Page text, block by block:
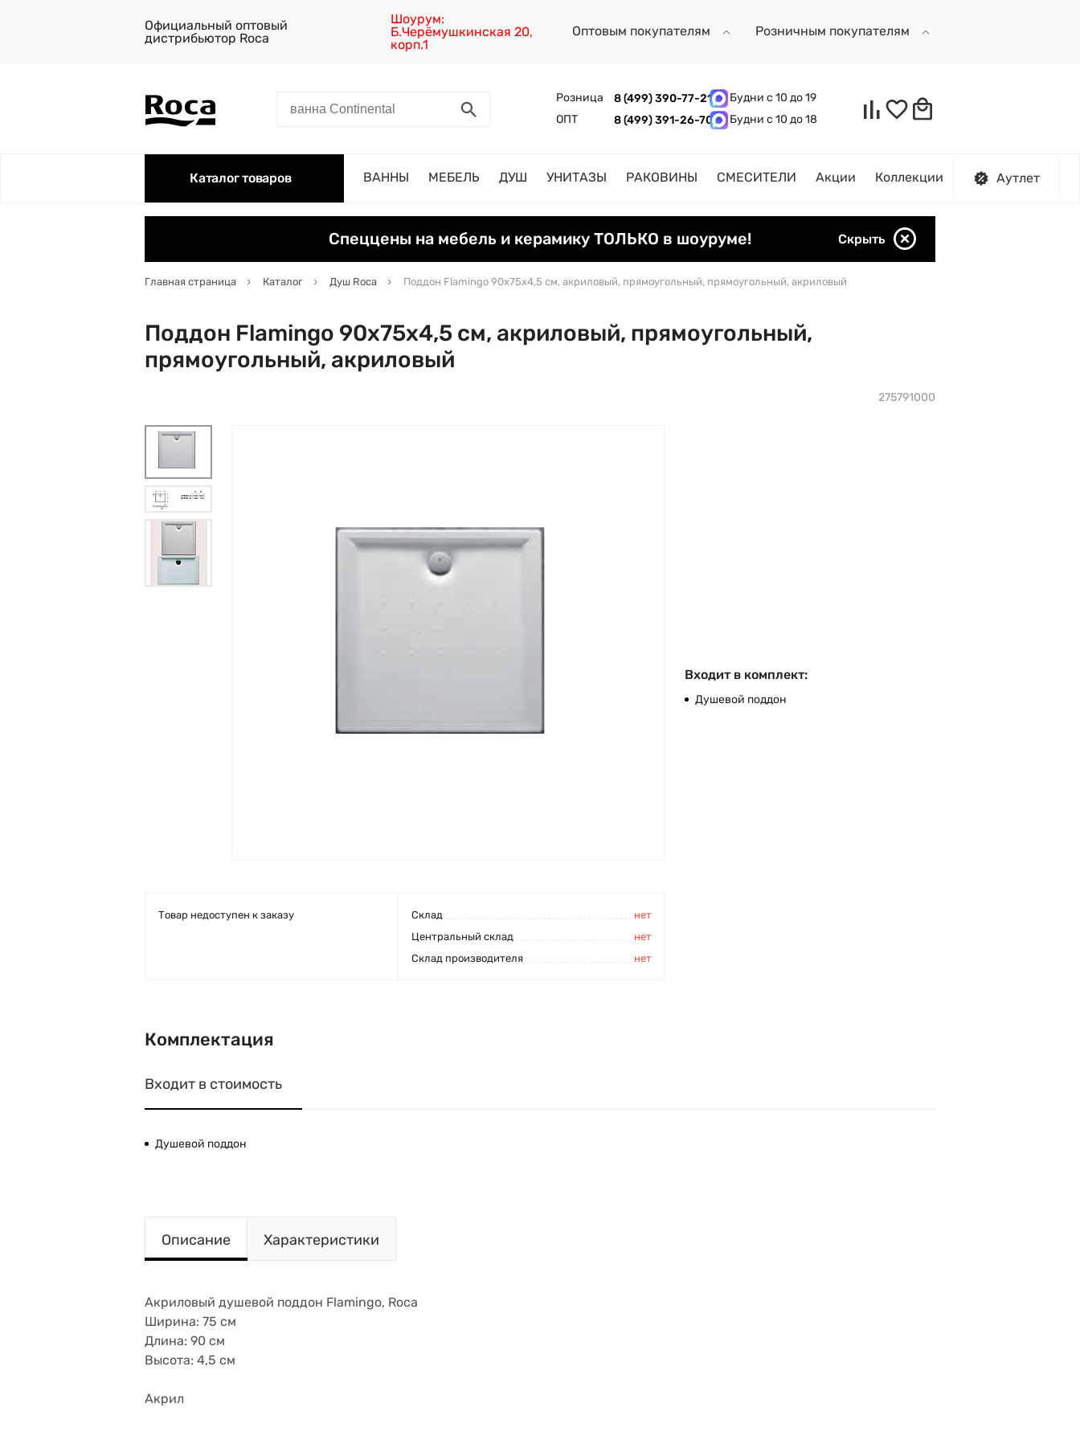
Официальный оптовый
дистрибьютор Roca
Шоурум:
Б.Черёмушкинская 20,
корп.1
Оптовым покупателям Розничным покупателям
Розница 8 (499) 390-77-21
Будни с 10 до 19
ОПТ
8 (499) 391-26-70 Будни с 10 до 18
Каталог товаров ВАННЫ МЕБЕЛЬ ДУШ УНИТАЗЫ РАКОВИНЫ СМЕСИТЕЛИ Акции Коллекции Аутлет
Спеццены на мебель и керамику ТОЛЬКО в шоуруме! Скрыть
Главная страница Каталог Душ Roca Поддон Flamingo 90х75х4,5 см, акриловый, прямоугольный, прямоугольный, акриловый
Поддон Flamingo 90х75х4,5 см, акриловый, прямоугольный,
прямоугольный, акриловый
275791000
Товар недоступен к заказу Cклад
нет
Центральный склад
нет
Склад производителя
нет
Входит в комплект:
Душевой поддон
Комплектация
Входит в стоимость
Душевой поддон
Описание Характеристики
Акриловый душевой поддон Flamingo, Roca
Ширина: 75 см
Длина: 90 см
Высота: 4,5 см
Акрил